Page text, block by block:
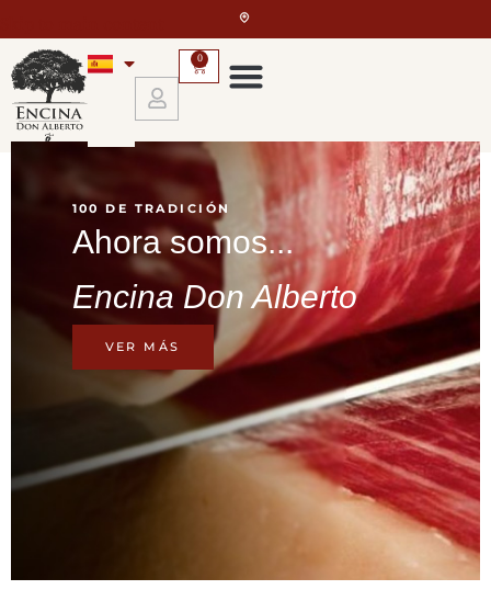
0
100 DE TRADICIÓN
Ahora somos...
Encina Don Alberto
VER MÁS